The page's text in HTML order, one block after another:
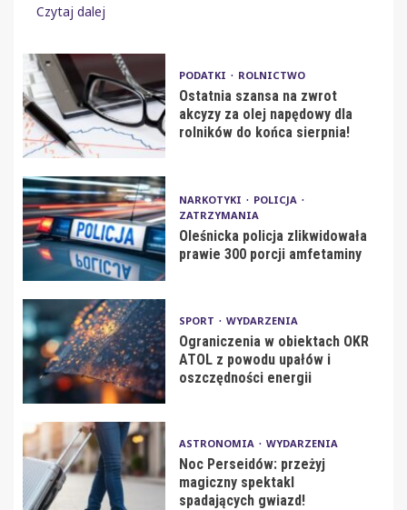
Czytaj dalej
PODATKI ROLNICTWO
Ostatnia szansa na zwrot
akcyzy za olej napędowy dla
rolników do końca sierpnia!
NARKOTYKI
POLICJA
ZATRZYMANIA
Oleśnicka policja zlikwidowała
prawie 300 porcji amfetaminy
SPORT WYDARZENIA
Ograniczenia w obiektach OKR
ATOL z powodu upałów i
oszczędności energii
ASTRONOMIA WYDARZENIA
Noc Perseidów: przeżyj
magiczny spektakl
spadających gwiazd!